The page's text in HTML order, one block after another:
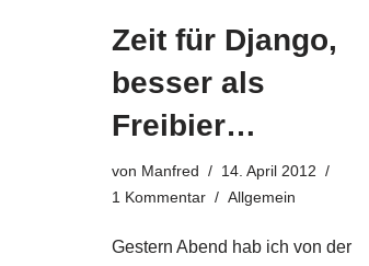
Zeit für Django,
besser als
Freibier…
von Manfred
14. April 2012
1 Kommentar
Allgemein
Gestern Abend hab ich von der